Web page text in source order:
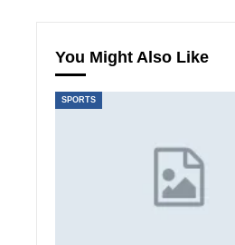
You Might Also Like
SPORTS